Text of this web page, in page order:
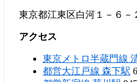
東京都江東区白河１－６
アクセス
東京メトロ半蔵門線
都営大江戸線 森下駅